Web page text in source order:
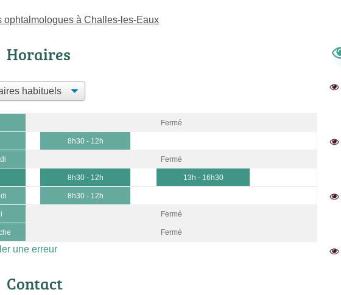
ophtalmologues à Challes-les-Eaux
Horaires
Fermé
8h30 - 12h
Fermé
8h30 - 12h 13h - 16h30
8h30 - 12h
Fermé
Fermé
une erreur
Contact